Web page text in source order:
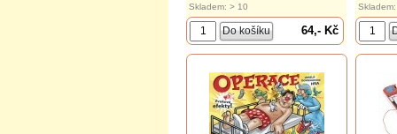
Skladem: > 10
64,- Kč